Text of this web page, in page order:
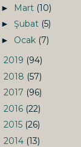
► Mart (10)
► Şubat (5)
► Ocak (7)
2019 (94)
2018 (57)
2017 (96)
2016 (22)
2015 (26)
2014 (13)